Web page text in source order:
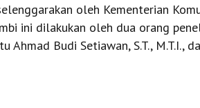
oleh Kementerian
ini dilakukan oleh dua orang
Ahmad Budi Setiawan, S.T., M.T.I.,